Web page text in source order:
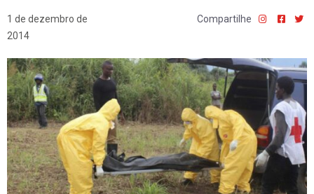
1 de dezembro de
2014
Compartilhe